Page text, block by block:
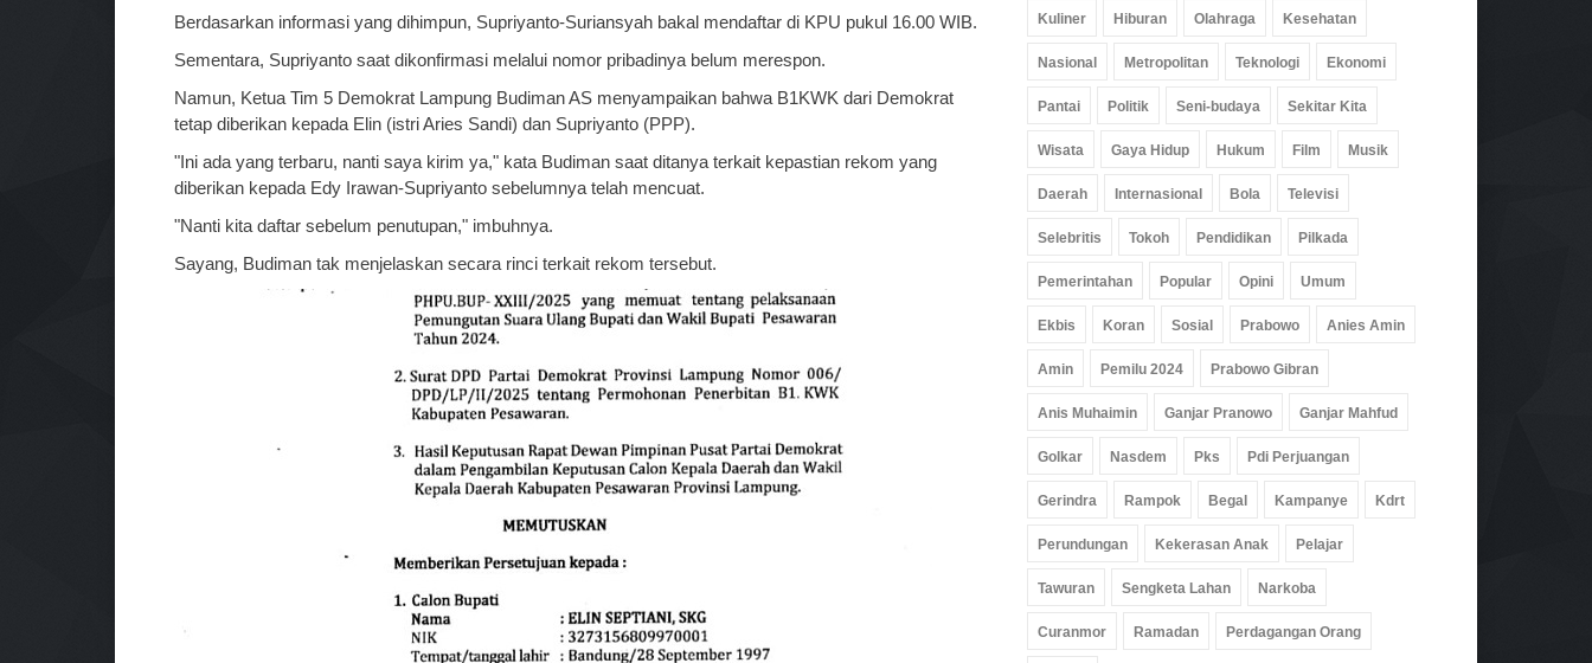
Berdasarkan informasi yang dihimpun, Supriyanto-Suriansyah bakal mendaftar di KPU pukul 16.00 WIB.
Sementara, Supriyanto saat dikonfirmasi melalui nomor pribadinya belum merespon.
Namun, Ketua Tim 5 Demokrat Lampung Budiman AS menyampaikan bahwa B1KWK dari Demokrat
tetap diberikan kepada Elin (istri Aries Sandi) dan Supriyanto (PPP).
"Ini ada yang terbaru, nanti saya kirim ya," kata Budiman saat ditanya terkait kepastian rekom yang
diberikan kepada Edy Irawan-Supriyanto sebelumnya telah mencuat.
"Nanti kita daftar sebelum penutupan," imbuhnya.
Sayang, Budiman tak menjelaskan secara rinci terkait rekom tersebut.
Kuliner Hiburan Olahraga Kesehatan
Nasional Metropolitan Teknologi Ekonomi
Pantai Politik Seni-budaya Sekitar Kita
Wisata Gaya Hidup Hukum Film Musik
Daerah Internasional Bola Televisi
Selebritis Tokoh Pendidikan Pilkada
Pemerintahan Popular Opini Umum
Ekbis Koran Sosial Prabowo Anies Amin
Amin Pemilu 2024 Prabowo Gibran
Anis Muhaimin Ganjar Pranowo Ganjar Mahfud
Golkar Nasdem Pks Pdi Perjuangan
Gerindra Rampok Begal Kampanye Kdrt
Perundungan Kekerasan Anak Pelajar
Tawuran Sengketa Lahan Narkoba
Curanmor Ramadan Perdagangan Orang